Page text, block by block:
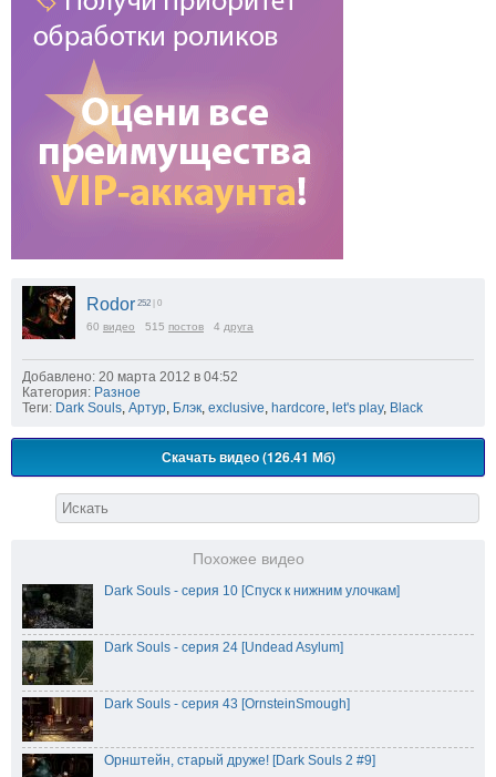
Rodor 252 | 0
60 видео 515 постов 4 друга
Добавлено: 20 марта 2012 в 04:52
Категория: Разное
Теги: Dark Souls, Артур, Блэк, exclusive, hardcore, let's play, Black
Скачать видео (126.41 Мб)
Похожее видео
Dark Souls - серия 10 [Спуск к нижним улочкам]
Dark Souls - серия 24 [Undead Asylum]
Dark Souls - серия 43 [OrnsteinSmough]
Орнштейн, старый друже! [Dark Souls 2 #9]